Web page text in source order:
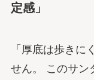
定感」
「厚底は歩き
せん。 このサン